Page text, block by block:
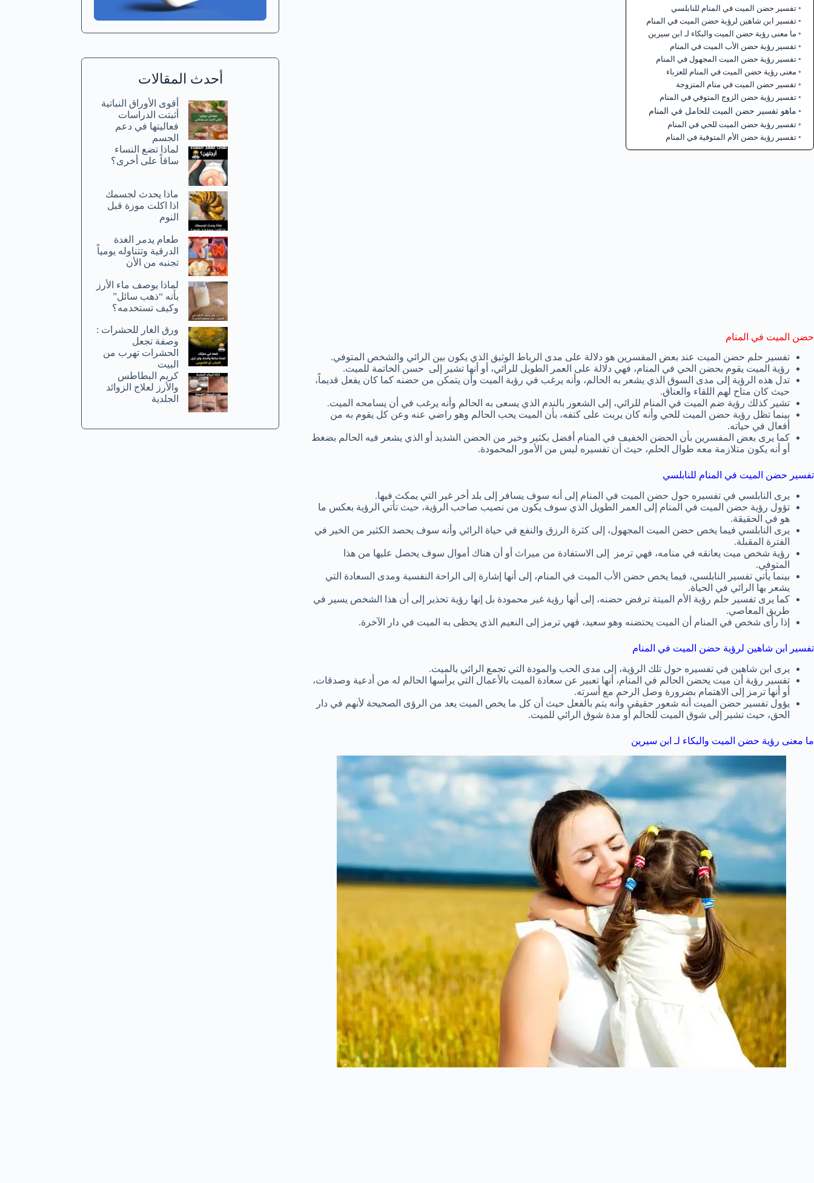
تفسير حضن الميت في المنام للنابلسي
تفسير ابن شاهين لرؤية حضن الميت في المنام
ما معنى رؤية حضن الميت والبكاء لـ ابن سيرين
تفسير رؤية حضن الأب الميت في المنام
تفسير رؤية حضن الميت المجهول في المنام
معنى رؤية حضن الميت في المنام للعزباء
تفسير حضن الميت في منام المتزوجة
تفسير رؤية حضن الزوج المتوفي في المنام
ماهو تفسير حضن الميت للحامل في المنام
تفسير رؤية حضن الميت للحي في المنام
تفسير رؤية حضن الأم المتوفية في المنام
حضن الميت في المنام
تفسير حلم حضن الميت عند بعض المفسرين هو دلالة على مدى الرباط الوثيق الذي يكون بين الرائي والشخص المتوفي.
رؤية الميت يقوم بحضن الحي في المنام، فهي دلالة على العمر الطويل للرائي، أو أنها تشير إلى حسن الخاتمة للميت.
تدل هذه الرؤية إلى مدى السوق الذي يشعر به الحالم، وأنه يرغب في رؤية الميت وأن يتمكن من حضنه كما كان يفعل قديماً،
حيث كان متاح لهم اللقاء والعناق.
تشير كذلك رؤية ضم الميت في المنام للرائي، إلى الشعور بالندم الذي يسعى به الحالم وأنه يرغب في أن يسامحه الميت.
بينما تظل رؤية حضن الميت للحي وأنه كان يربت على كتفه، بأن الميت يحب الحالم وهو راضي عنه وعن كل يقوم به من
أفعال في حياته.
كما يرى بعض المفسرين بأن الحضن الخفيف في المنام أفضل بكثير وخير من الحضن الشديد أو الذي يشعر فيه الحالم بضغط
أو أنه يكون متلازمة معه طوال الحلم، حيث أن تفسيره ليس من الأمور المحمودة.
تفسير حضن الميت في المنام للنابلسي
يرى النابلسي في تفسيره حول حضن الميت في المنام إلى أنه سوف يسافر إلى بلد أخر غير التي يمكث فيها.
تؤول رؤية حضن الميت في المنام إلى العمر الطويل الذي سوف يكون من نصيب صاحب الرؤية، حيث تأتي الرؤية بعكس ما
هو في الحقيقة.
يرى النابلسي فيما يخص حضن الميت المجهول، إلى كثرة الرزق والنفع في حياة الرائي وأنه سوف يحصد الكثير من الخير في
الفترة المقبلة.
رؤية شخص ميت يعانقه في منامه، فهي ترمز إلى الاستفادة من ميراث أو أن هناك أموال سوف يحصل عليها من هذا
المتوفي.
بينما يأتي تفسير النابلسي، فيما يخص حضن الأب الميت في المنام، إلى أنها إشارة إلى الراحة النفسية ومدى السعادة التي
يشعر بها الرائي في الحياة.
كما يرى تفسير حلم رؤية الأم الميتة ترفض حضنه، إلى أنها رؤية غير محمودة بل إنها رؤية تحذير إلى أن هذا الشخص يسير في
طريق المعاصي.
إذا رأى شخص في المنام أن الميت يحتضنه وهو سعيد، فهي ترمز إلى النعيم الذي يحظى به الميت في دار الآخرة.
تفسير ابن شاهين لرؤية حضن الميت في المنام
يرى ابن شاهين في تفسيره حول تلك الرؤية، إلى مدى الحب والمودة التي تجمع الرائي بالميت.
تفسير رؤية أن ميت يحضن الحالم في المنام، أنها تعبير عن سعادة الميت بالأعمال التي يرأسها الحالم له من أدعية وصدقات،
أو أنها ترمز إلى الاهتمام بضرورة وصل الرحم مع أسرته.
يؤول تفسير حضن الميت أنه شعور حقيقي وأنه يتم بالفعل حيث أن كل ما يخص الميت يعد من الرؤى الصحيحة لأنهم في دار
الحق، حيث تشير إلى شوق الميت للحالم أو مدة شوق الرائي للميت.
ما معنى رؤية حضن الميت والبكاء لـ ابن سيرين
أحدث المقالات
أقوى الأوراق النباتية
أثبتت الدراسات
فعاليتها في دعم
الجسم
لماذا تضع النساء
ساقاً على أخرى؟
ماذا يحدث لجسمك
اذا اكلت موزة قبل
النوم
طعام يدمر الغدة
الدرقية وتتناوله يومياً
تجنبه من الأن
لماذا يوصف ماء الأرز
بأنه “ذهب سائل”
وكيف تستخدمه؟
ورق الغار للحشرات :
وصفة تجعل
الحشرات تهرب من
البيت
كريم البطاطس
والأرز لعلاج الزوائد
الجلدية